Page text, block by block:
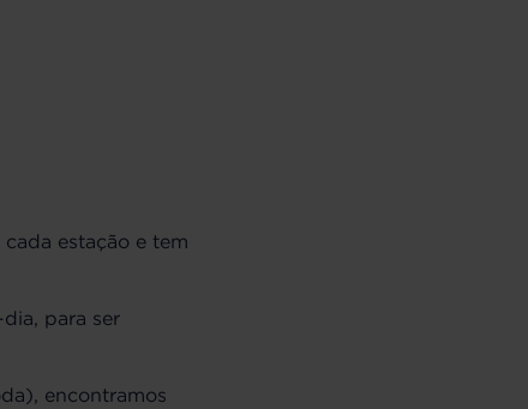
estação e tem
para ser
encontramos